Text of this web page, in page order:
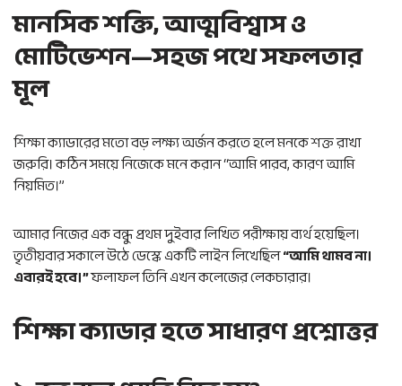
মানসিক শক্তি, আত্মবিশ্বাস ও
মোটিভেশন—সহজ পথে সফলতার
মূল
শিক্ষা ক্যাডারের মতো বড় লক্ষ্য অর্জন করতে হলে মনকে শক্ত রাখা
জরুরি। কঠিন সময়ে নিজেকে মনে করান “আমি পারব, কারণ আমি
নিয়মিত।”
আমার নিজের এক বন্ধু প্রথম দুইবার লিখিত পরীক্ষায় ব্যর্থ হয়েছিল।
তৃতীয়বার সকালে উঠে ডেস্কে একটি লাইন লিখেছিল“আমি থামব না।
এবারই হবে।”ফলাফল তিনি এখন কলেজের লেকচারার।
শিক্ষা ক্যাডার হতে সাধারণ প্রশ্নোত্তর